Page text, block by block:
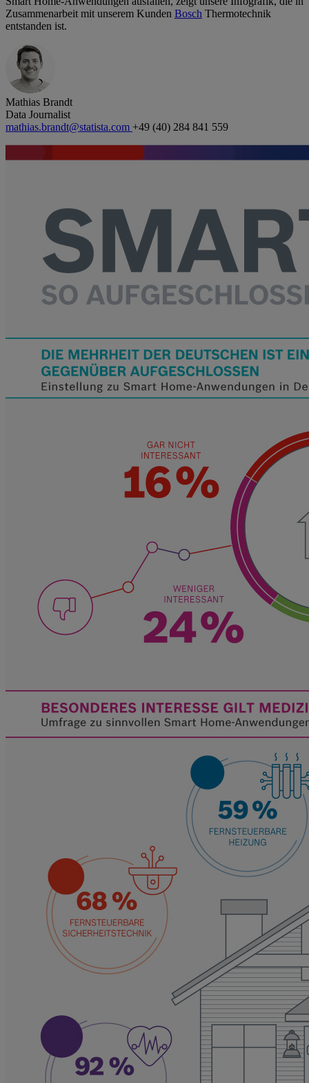
Zusammenarbeit mit unserem Kunden Bosch Thermotechnik
entstanden ist.
Mathias Brandt
Data Journalist
mathias.brandt@statista.com +49 (40) 284 841 559